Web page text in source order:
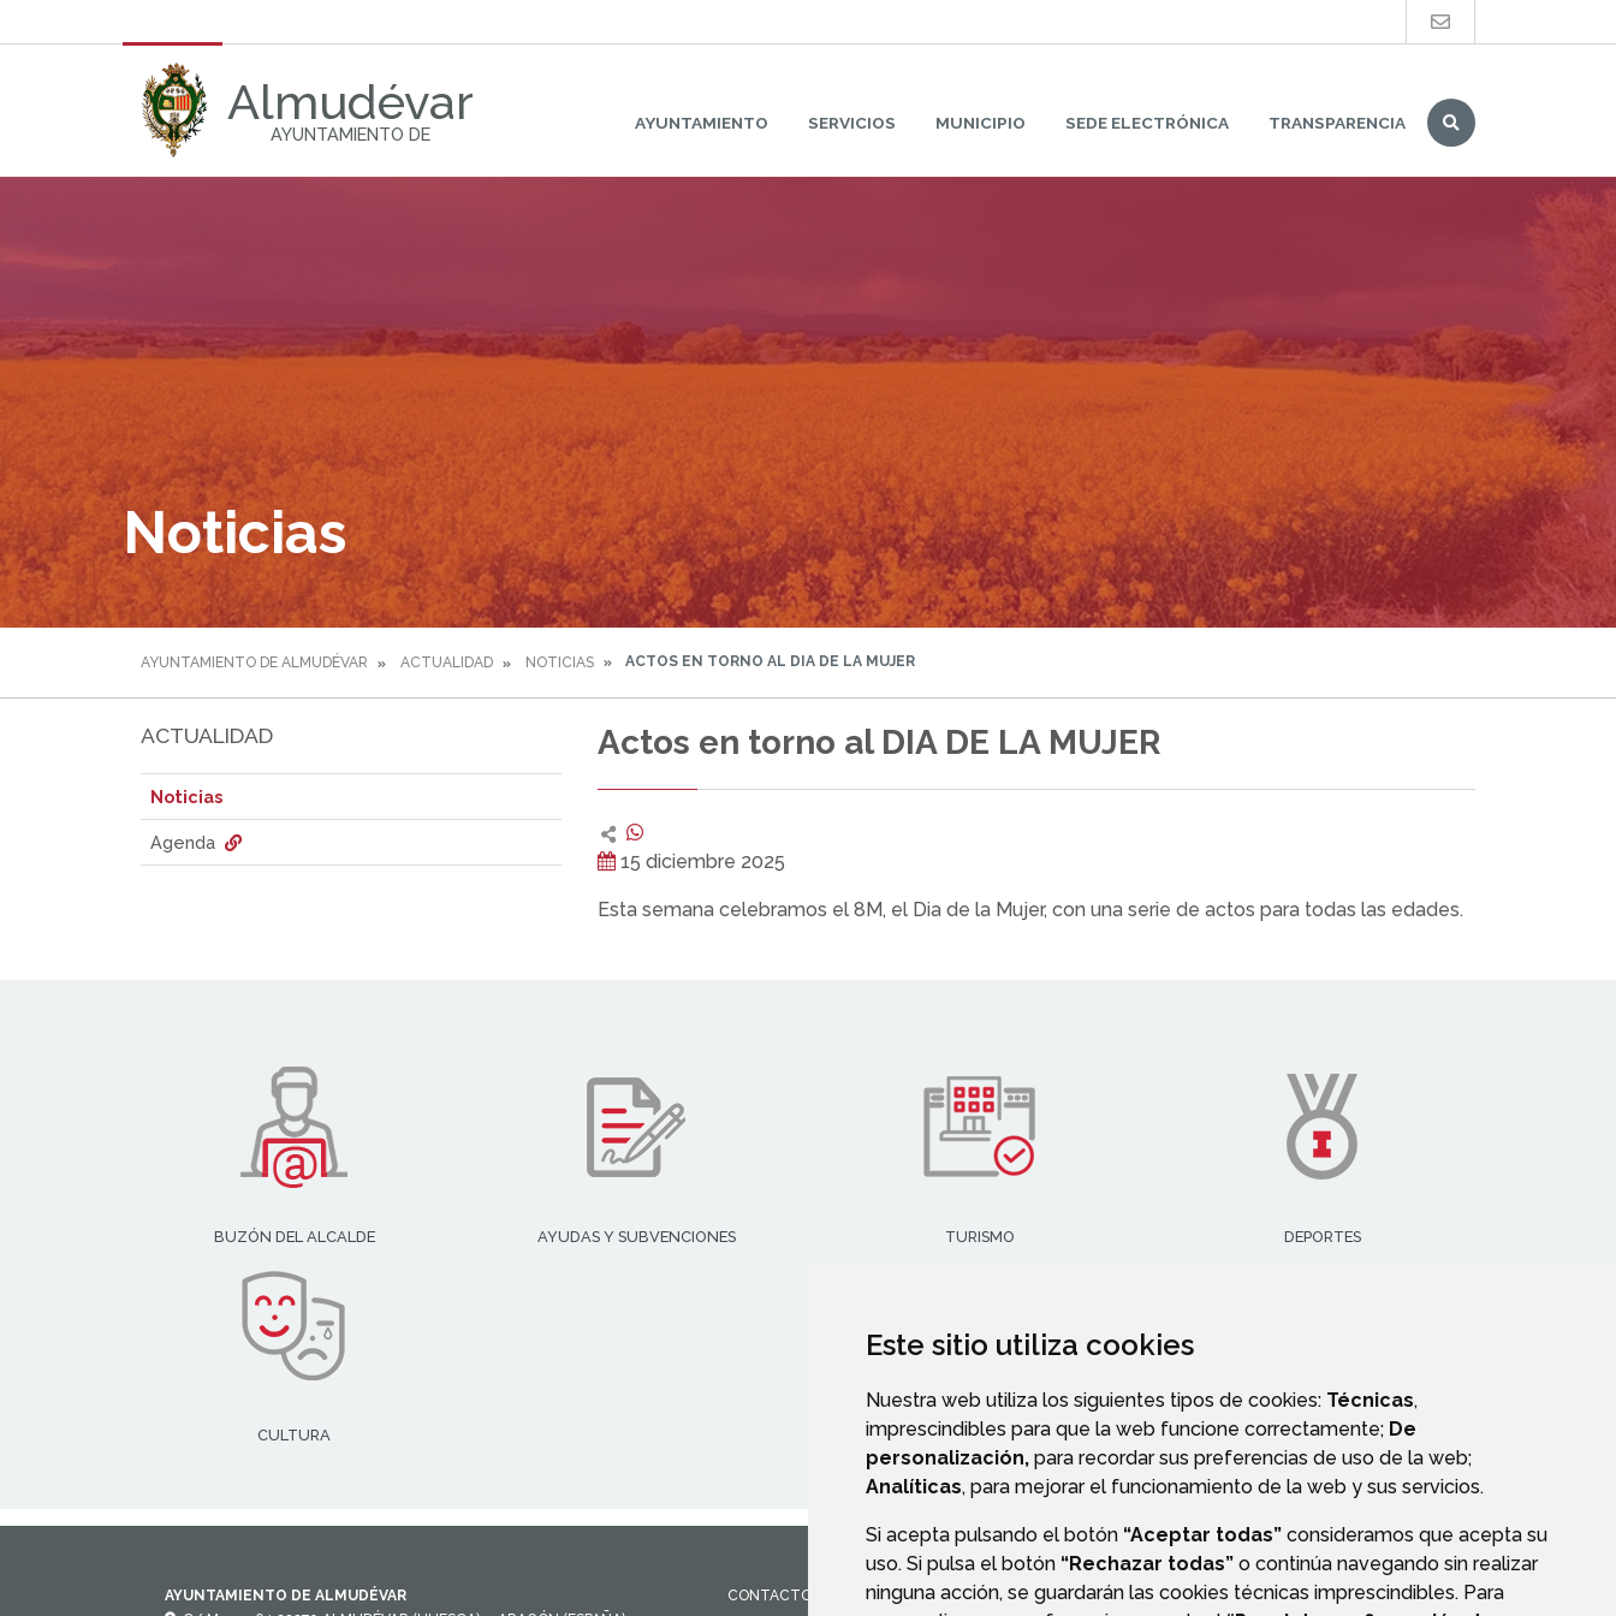
Este sitio utiliza cookies
Nuestra web utiliza los siguientes tipos de cookies: Técnicas,
imprescindibles para que la web funcione correctamente; De
personalización, para recordar sus preferencias de uso de la web;
Analíticas, para mejorar el funcionamiento de la web y sus servicios.
Si acepta pulsando el botón “Aceptar todas” consideramos que acepta su
uso. Si pulsa el botón “Rechazar todas” o continúa navegando sin realizar
ninguna acción, se guardarán las cookies técnicas imprescindibles. Para
Almudévar
AYUNTAMIENTO DE
AYUNTAMIENTO SERVICIOS MUNICIPIO SEDE ELECTRÓNICA TRANSPARENCIA
Buscar
Noticias
AYUNTAMIENTO DE ALMUDÉVAR ACTUALIDAD NOTICIAS ACTOS EN TORNO AL DIA DE LA MUJER
ACTUALIDAD
Noticias
Agenda
Actos en torno al DIA DE LA MUJER
15 diciembre 2025
Esta semana celebramos el 8M, el Dia de la Mujer, con una serie de actos para todas las edades.
BUZÓN DEL ALCALDE AYUDAS Y SUBVENCIONES TURISMO DEPORTES
CULTURA
AYUNTAMIENTO DE ALMUDÉVAR
CONTACTO MAPA WEB AVISO LEGAL PROTECCIÓN DE DATOS ACCESIBILIDAD POLÍTICA DE COOKIES